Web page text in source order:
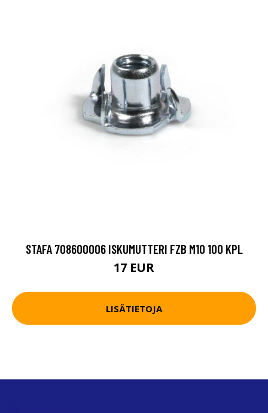
STAFA 708600006 ISKUMUTTERI FZB M10 100 KPL
17 EUR
LISÄTIETOJA